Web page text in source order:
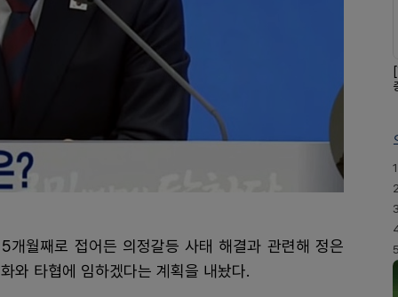
월째로 접어든 의정갈등 사태 해결과 관련해 정은
와 타협에 임하겠다는 계획을 내놨다.
1